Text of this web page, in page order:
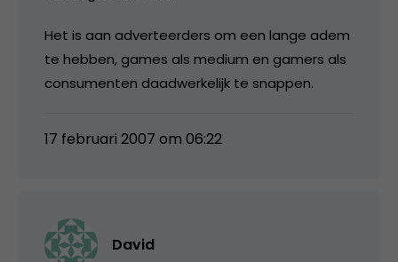
Het is aan adverteerders om een lange adem
te hebben, games als medium en gamers als
consumenten daadwerkelijk te snappen.
17 februari 2007 om 06:22
David